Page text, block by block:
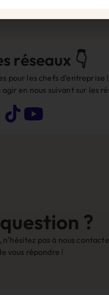
réseaux 👇
pour les chefs d’entreprise !
en nous suivant sur les
?
pas à nous
vous répondre !